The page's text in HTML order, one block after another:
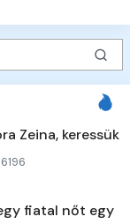
Zeina, keressük
6196
fiatal nőt egy